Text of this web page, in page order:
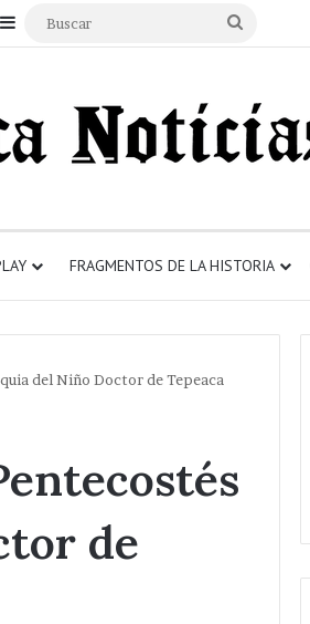
aleatorio
Sidebar
FRAGMENTOS DE LA HISTORIA
del Niño Doctor de Tepeaca
de